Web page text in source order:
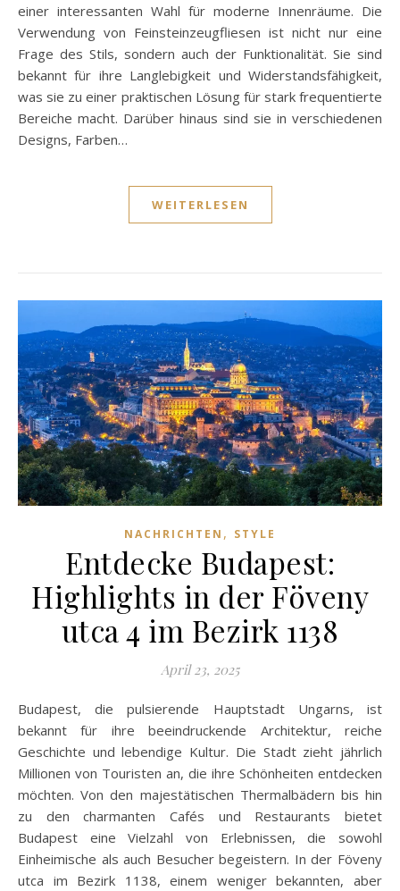
einer interessanten Wahl für moderne Innenräume. Die
Verwendung von Feinsteinzeugfliesen ist nicht nur eine
Frage des Stils, sondern auch der Funktionalität. Sie sind
bekannt für ihre Langlebigkeit und Widerstandsfähigkeit,
was sie zu einer praktischen Lösung für stark frequentierte
Bereiche macht. Darüber hinaus sind sie in verschiedenen
Designs, Farben…
WEITERLESEN
NACHRICHTEN , STYLE
Entdecke Budapest:
Highlights in der Föveny
utca 4 im Bezirk 1138
April 23, 2025
Budapest, die pulsierende Hauptstadt Ungarns, ist
bekannt für ihre beeindruckende Architektur, reiche
Geschichte und lebendige Kultur. Die Stadt zieht jährlich
Millionen von Touristen an, die ihre Schönheiten entdecken
möchten. Von den majestätischen Thermalbädern bis hin
zu den charmanten Cafés und Restaurants bietet
Budapest eine Vielzahl von Erlebnissen, die sowohl
Einheimische als auch Besucher begeistern. In der Föveny
utca im Bezirk 1138, einem weniger bekannten, aber